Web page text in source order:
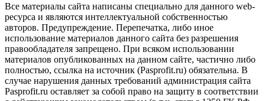
Все материалы сайта написаны специально для данного web-
ресурса и являются интеллектуальной собственностью
авторов. Предупреждение. Перепечатка, либо иное
использование материалов данного сайта без разрешения
правообладателя запрещено. При всяком использовании
материалов опубликованных на данном сайте, частично либо
полностью, ссылка на источник (Pasprofit.ru) обязательна. В
случае нарушения данных требований администрация сайта
Pasprofit.ru оставляет за собой право на защиту в соответствии